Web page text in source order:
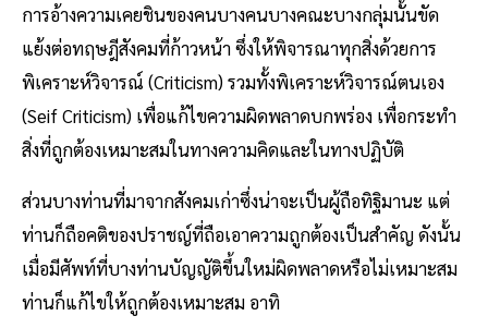
การอ้างความเคยชินของคนบางคนบางคณะบางกลุ่มนั้นขัด
แย้งต่อทฤษฎีสังคมที่ก้าวหน้า ซึ่งให้พิจารณาทุกสิ่งด้วยการ
พิเคราะห์วิจารณ์ (Criticism) รวมทั้งพิเคราะห์วิจารณ์ตนเอง
(Seif Criticism) เพื่อแก้ไขความผิดพลาดบกพร่อง เพื่อกระทำ
สิ่งที่ถูกต้องเหมาะสมในทางความคิดและในทางปฏิบัติ
ส่วนบางท่านที่มาจากสังคมเก่าซึ่งน่าจะเป็นผู้ถือทิฐิมานะ แต่
ท่านก็ถือคติของปราชญ์ที่ถือเอาความถูกต้องเป็นสำคัญ ดังนั้น
เมื่อมีศัพท์ที่บางท่านบัญญัติขึ้นใหม่ผิดพลาดหรือไม่เหมาะสม
ท่านก็แก้ไขให้ถูกต้องเหมาะสม อาทิ